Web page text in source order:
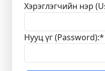
Хэрэглэгчийн нэр
Нууц үг (Password):*